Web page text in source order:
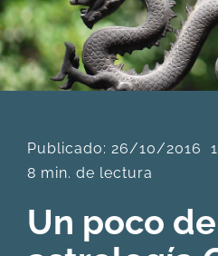
DESCARGAS
PRODUCTOS
ARTÍCULOS
ACERCA
Publicado: 26/10/2016
8 min. de lectura
Un poco de